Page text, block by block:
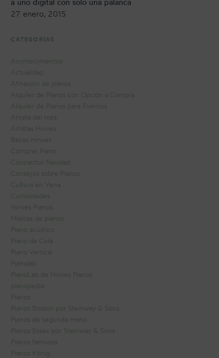
27 enero, 2015
CATEGORÍAS
Acontecimientos
Actualidad
Afinación de pianos
Alquiler de Pianos con Opción a Compra
Alquiler de Pianos para Eventos
Artista del mes
Artistas Hinves
Becas Hinves
Comprar Piano
Conciertos Navidad
Consejos sobre Pianos
Cultura en Vena
Curiosidades
Hinves Pianos
Marcas de pianos
Piano acústico
Piano de Cola
Piano Vertical
Pianolab
PianoLab de Hinves Pianos
pianopedia
Pianos
Pianos Boston por Steinway & Sons
Pianos de segunda mano
Pianos Essex por Steinway & Sons
Pianos famosos
Pianos König